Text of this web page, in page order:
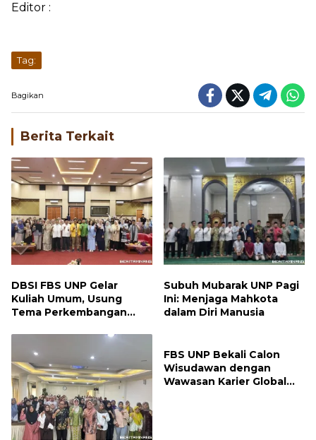
Editor :
Tag:
Bagikan
Berita Terkait
DBSI FBS UNP Gelar
Kuliah Umum, Usung
Tema Perkembangan
Subuh Mubarak UNP Pagi
Ini: Menjaga Mahkota
dalam Diri Manusia
FBS UNP Bekali Calon
Wisudawan dengan
Wawasan Karier Global